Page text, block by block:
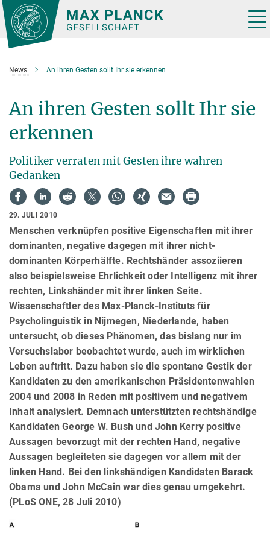
Hauptinhalt
News An ihren Gesten sollt Ihr sie erkennen
An ihren Gesten sollt Ihr sie
erkennen
Politiker verraten mit Gesten ihre wahren
Gedanken
29. JULI 2010
Menschen verknüpfen positive Eigenschaften mit ihrer
dominanten, negative dagegen mit ihrer nicht-
dominanten Körperhälfte. Rechtshänder assoziieren
also beispielsweise Ehrlichkeit oder Intelligenz mit ihrer
rechten, Linkshänder mit ihrer linken Seite.
Wissenschaftler des Max-Planck-Instituts für
Psycholinguistik in Nijmegen, Niederlande, haben
untersucht, ob dieses Phänomen, das bislang nur im
Versuchslabor beobachtet wurde, auch im wirklichen
Leben auftritt. Dazu haben sie die spontane Gestik der
Kandidaten zu den amerikanischen Präsidentenwahlen
2004 und 2008 in Reden mit positivem und negativem
Inhalt analysiert. Demnach unterstützten rechtshändige
Kandidaten George W. Bush und John Kerry positive
Aussagen bevorzugt mit der rechten Hand, negative
Aussagen begleiteten sie dagegen vor allem mit der
linken Hand. Bei den linkshändigen Kandidaten Barack
Obama und John McCain war dies genau umgekehrt.
(PLoS ONE, 28 Juli 2010)